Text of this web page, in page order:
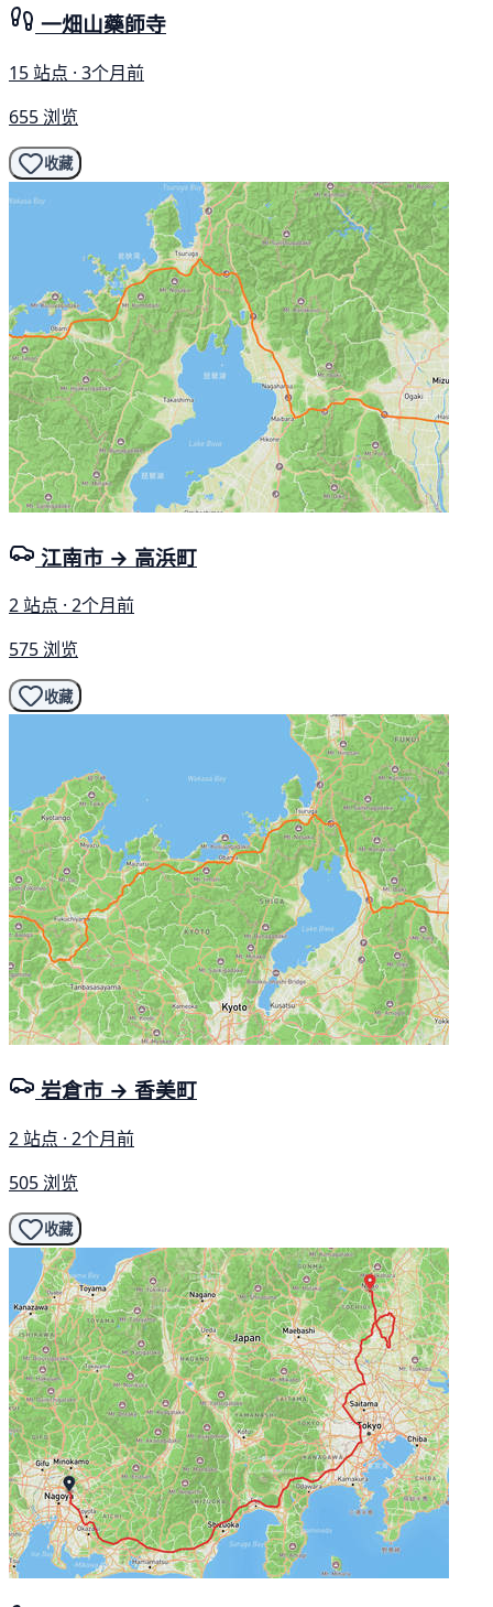
一畑山藥師寺
15 站点 · 3个月前
655 浏览
收藏
江南市 → 高浜町
2 站点 · 2个月前
575 浏览
收藏
岩倉市 → 香美町
2 站点 · 2个月前
505 浏览
收藏